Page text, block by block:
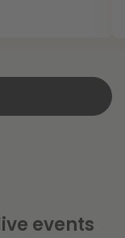
events